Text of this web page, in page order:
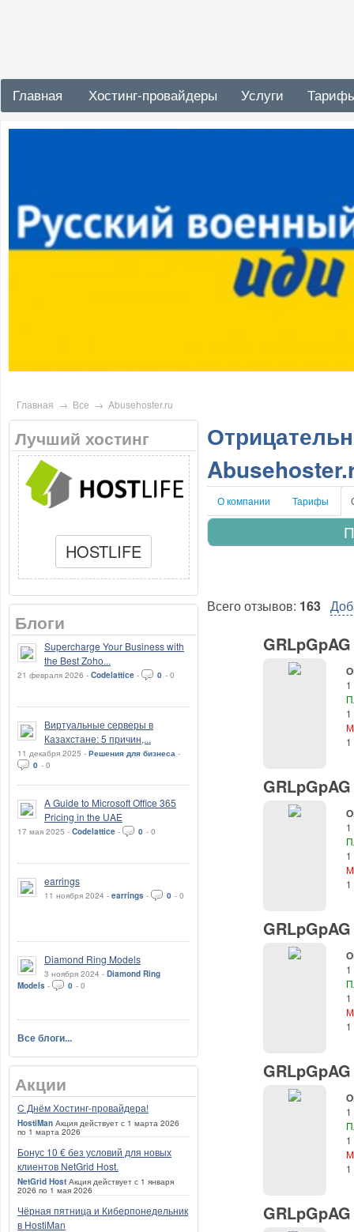
Главная Хостинг-провайдеры Услуги
Главная → Все → Abusehoster.ru
Лучший хостинг
HOSTLIFE
Блоги
Supercharge Your Business with
the Best Zoho...
21 февраля 2026 - Codelattice - 0 - 0
Виртуальные серверы в
Казахстане: 5 причин,...
11 декабря 2025 - Решения для бизнеса -
0 - 0
A Guide to Microsoft Office 365
Pricing in the UAE
17 мая 2025 - Codelattice - 0 - 0
earrings
11 ноября 2024 - earrings - 0 - 0
Diamond Ring Models
3 ноября 2024 - Diamond Ring
Models - 0 - 0
Все блоги...
Акции
C Днём Хостинг-провайдера!
HostiMan Акция действует с 1 марта 2026
по 1 марта 2026
Бонус 10 € без условий для новых
клиентов NetGrid Host.
NetGrid Host Акция действует с 1 января
2026 по 1 мая 2026
Чёрная пятница и Киберпонедельник
в HostiMan
О компании Тарифы
Всего отзывов: 163
1
1
1
1
1
1
1
1
1
1
1
1